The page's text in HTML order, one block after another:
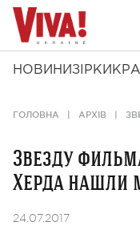
НОВИНИ ЗІРКИ
ГОЛОВНА АРХІВ
Звезду
Херда нашли
24.07.2017